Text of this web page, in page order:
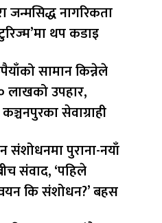
जन्मसिद्ध नागरिकता
थप कडाइ
सामान किन्नेले
लाखको उपहार,
सेवाग्राही
संशोधनमा पुराना-नयाँ
संवाद, ‘पहिले
कि संशोधन?’ बहस